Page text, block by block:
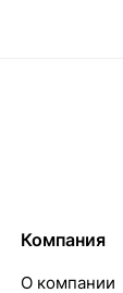
Компания
О компании